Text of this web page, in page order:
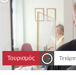
Τουρισμός